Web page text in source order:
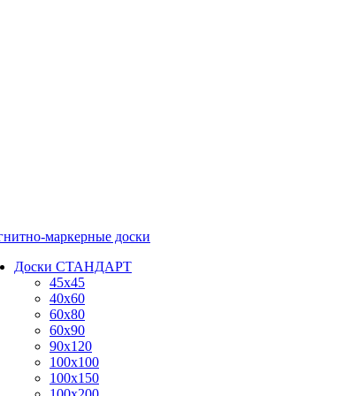
маркерные доски
Доски СТАНДАРТ
45x45
40x60
60x80
60x90
90x120
100x100
100x150